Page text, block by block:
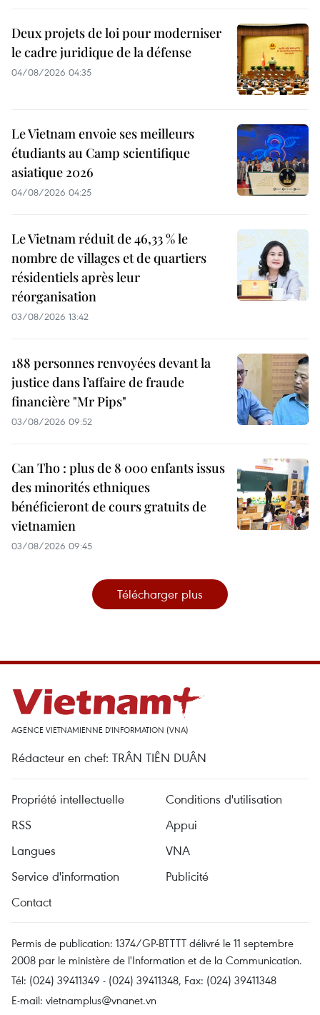
Deux projets de loi pour moderniser
le cadre juridique de la défense
04/08/2026 04:35
Le Vietnam envoie ses meilleurs
étudiants au Camp scientifique
asiatique 2026
04/08/2026 04:25
Le Vietnam réduit de 46,33 % le
nombre de villages et de quartiers
résidentiels après leur
réorganisation
03/08/2026 13:42
188 personnes renvoyées devant la
justice dans l’affaire de fraude
financière "Mr Pips"
03/08/2026 09:52
Can Tho : plus de 8 000 enfants issus
des minorités ethniques
bénéficieront de cours gratuits de
vietnamien
03/08/2026 09:45
Télécharger plus
AGENCE VIETNAMIENNE D'INFORMATION (VNA)
Rédacteur en chef: TRÂN TIÊN DUÂN
Propriété intellectuelle
Conditions d'utilisation
RSS
Appui
Langues
VNA
Service d'information
Publicité
Contact
Permis de publication: 1374/GP-BTTTT délivré le 11 septembre
2008 par le ministère de l'Information et de la Communication.
Tél: (024) 39411349 - (024) 39411348, Fax: (024) 39411348
E-mail: vietnamplus@vnanet.vn